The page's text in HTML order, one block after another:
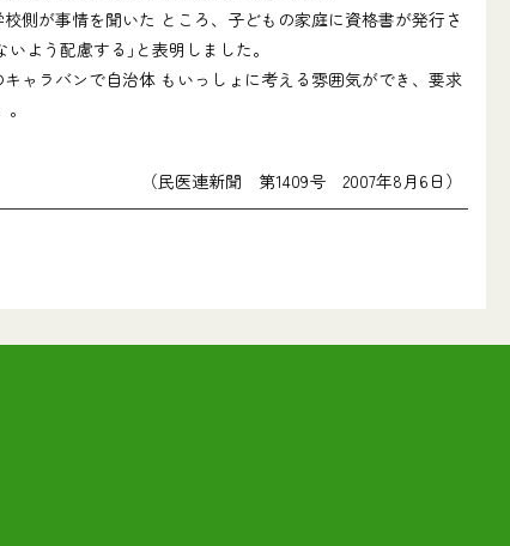
側が事情を聞いた ところ、子どもの家庭に資格書が発行さ
よう配慮する｣と表明しました｡
ャラバンで自治体 もいっしょに考える雰囲気ができ、要求
（民医連新聞 第1409号 2007年8月6日）